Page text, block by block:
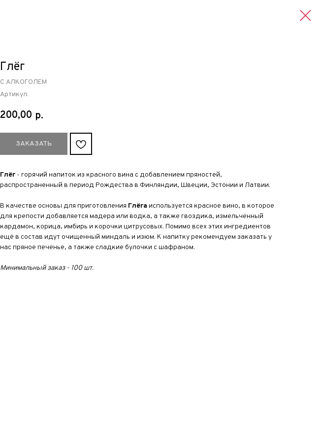
Глёг
С АЛКОГОЛЕМ
Артикул:
200,00 р.
ЗАКАЗАТЬ
Глёг - горячий напиток из красного вина с добавлением пряностей,
распространенный в период Рождества в Финляндии, Швеции, Эстонии и Латвии.
В качестве основы для приготовления Глёга используется красное вино, в которое
для крепости добавляется мадера или водка, а также гвоздика, измельченный
кардамон, корица, имбирь и корочки цитрусовых. Помимо всех этих ингредиентов
ещё в состав идут очищенный миндаль и изюм. К напитку рекомендуем заказать у
нас пряное печенье, а также сладкие булочки с шафраном.
Минимальный заказ - 100 шт.